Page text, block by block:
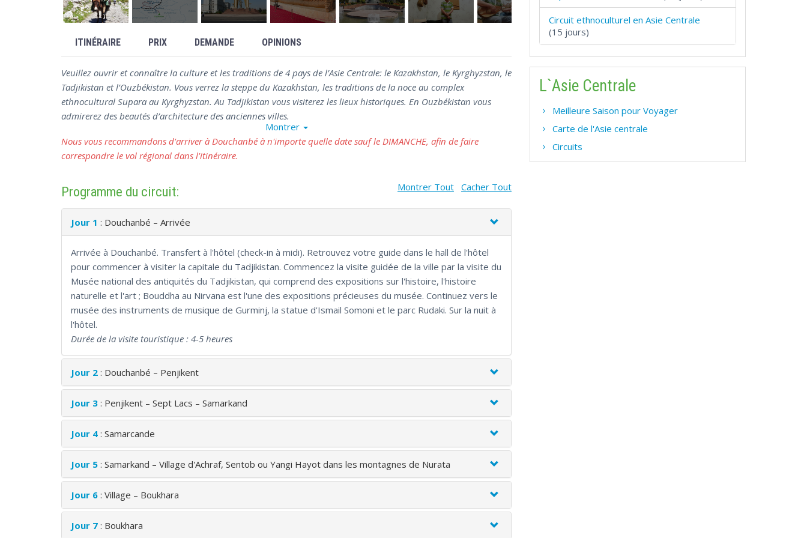
ITINÉRAIRE PRIX DEMANDE OPINIONS
Veuillez ouvrir et connaître la culture et les traditions de 4 pays de l’Asie Centrale: le Kazakhstan, le Kyrghyzstan, le
Tadjikistan et l’Ouzbékistan. Vous verrez la steppe du Kazakhstan, les traditions de la noce au complex
ethnocultural Supara au Kyrghyzstan. Au Tadjikistan vous visiterez les lieux historiques. En Ouzbékistan vous
admirerez des beautés d’architecture des anciennes villes.
Montrer
Nous vous recommandons d'arriver à Douchanbé à n'importe quelle date sauf le DIMANCHE, afin de faire
correspondre le vol régional dans l'itinéraire.
Programme du circuit: Montrer Tout Cacher Tout
Jour 1 : Douchanbé – Arrivée
Arrivée à Douchanbé. Transfert à l'hôtel (check-in à midi). Retrouvez votre guide dans le hall de l'hôtel
pour commencer à visiter la capitale du Tadjikistan. Commencez la visite guidée de la ville par la visite du
Musée national des antiquités du Tadjikistan, qui comprend des expositions sur l'histoire, l'histoire
naturelle et l'art ; Bouddha au Nirvana est l'une des expositions précieuses du musée. Continuez vers le
musée des instruments de musique de Gurminj, la statue d'Ismail Somoni et le parc Rudaki. Sur la nuit à
l'hôtel.
Durée de la visite touristique : 4-5 heures
Jour 2 : Douchanbé – Penjikent
Jour 3 : Penjikent – Sept Lacs – Samarkand
Jour 4 : Samarcande
Jour 5 : Samarkand – Village d'Achraf, Sentob ou Yangi Hayot dans les montagnes de Nurata
Jour 6 : Village – Boukhara
Jour 7 : Boukhara
Circuit ethnoculturel en Asie Centrale
(15 jours)
L`Asie Centrale
Meilleure Saison pour Voyager
Carte de l'Asie centrale
Circuits